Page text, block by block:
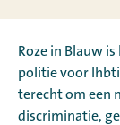
Roze in Blauw
politie voor
terecht om een
discriminatie,